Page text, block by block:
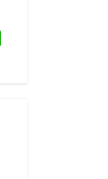
WhatsApp